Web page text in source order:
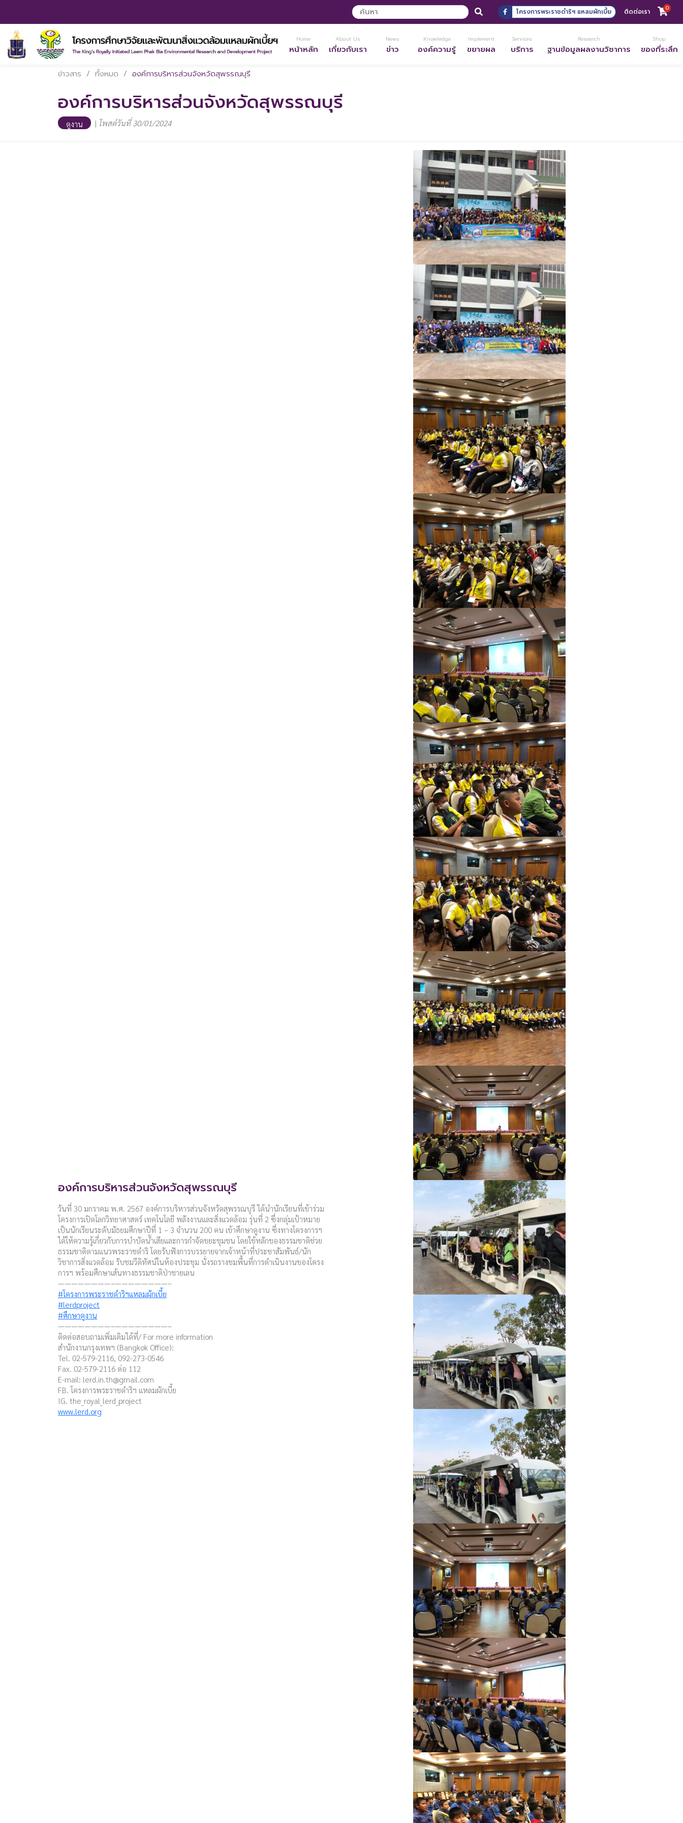
โครงการพระราชดำริฯ แหลมผักเบี้ย ติดต่อเรา 0
Home
หน้าหลัก
About Us
เกี่ยวกับเรา
News
ข่าว
Knowledge
องค์ความรู้
Implement
ขยายผล
Services
บริการ
Research
ฐานข้อมูลผลงานวิชาการ
Shop
ของที่ระลึก
ข่าวสาร / ทั้งหมด / องค์การบริหารส่วนจังหวัดสุพรรณบุรี
องค์การบริหารส่วนจังหวัดสุพรรณบุรี
ดูงาน | โพสต์วันที่ 30/01/2024
องค์การบริหารส่วนจังหวัดสุพรรณบุรี
วันที่ 30 มกราคม พ.ศ. 2567 องค์การบริหารส่วนจังหวัดสุพรรณบุรี ได้นำนักเรียนที่เข้าร่วม
โครงการเปิดโลกวิทยาศาสตร์ เทคโนโลยี พลังงานและสิ่งแวดล้อม รุ่นที่ 2 ซึ่งกลุ่มเป้าหมาย
เป็นนักเรียนระดับมัธยมศึกษาปีที่ 1 – 3 จำนวน 200 คน เข้าศึกษาดูงาน ซึ่งทางโครงการฯ
ได้ให้ความรู้เกี่ยวกับการบำบัดน้ำเสียและการกำจัดขยะชุมชน โดยใช้หลักของธรรมชาติช่วย
ธรรมชาติตามแนวพระราชดำริ โดยรับฟังการบรรยายจากเจ้าหน้าที่ประชาสัมพันธ์/นัก
วิชาการสิ่งแวดล้อม รับชมวีดิทัศน์ในห้องประชุม นั่งรถรางชมพื้นที่การดำเนินงานของโครง
การฯ พร้อมศึกษาเส้นทางธรรมชาติป่าชายเลน
————————–————————–
#โครงการพระราชดำริฯแหลมผักเบี้ย
#lerdproject
#ศึกษาดูงาน
————————–————————–
ติดต่อสอบถามเพิ่มเติมได้ที่/ For more information
สำนักงานกรุงเทพฯ (Bangkok Office):
Tel. 02-579-2116, 092-273-0546
Fax. 02-579-2116 ต่อ 112
E-mail: lerd.in.th@gmail.com
FB. โครงการพระราชดำริฯ แหลมผักเบี้ย
IG. the_royal_lerd_project
www.lerd.org